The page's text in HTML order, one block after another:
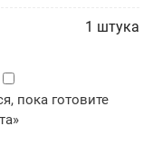
1 штука